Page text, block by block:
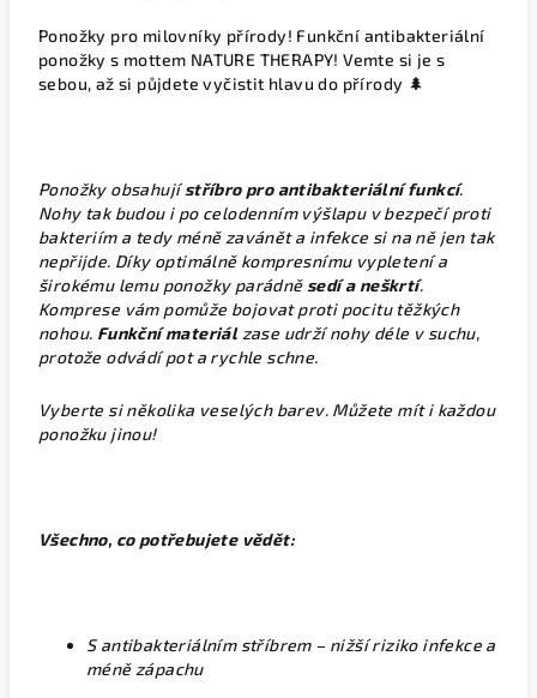
Ponožky pro milovníky přírody! Funkční antibakteriální
ponožky s mottem NATURE THERAPY! Vemte si je s
sebou, až si půjdete vyčistit hlavu do přírody 🌲
Ponožky obsahujístříbro pro antibakteriální funkcí.
Nohy tak budou i po celodenním výšlapu v bezpečí proti
bakteriím a tedy méně zavánět a infekce si na ně jen tak
nepřijde. Díky optimálně kompresnímu vypletení a
širokému lemu ponožky parádně sedí a neškrtí.
Komprese vám pomůže bojovat proti pocitu těžkých
nohou. Funkční materiál zase udrží nohy déle v suchu,
protože odvádí pot a rychle schne.
Vyberte si několika veselých barev. Můžete mít i každou
ponožku jinou!
Všechno, co potřebujete vědět:
S antibakteriálním stříbrem – nižší riziko infekce a
méně zápachu